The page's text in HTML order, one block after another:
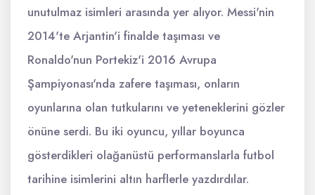
unutulmaz isimleri arasında yer alıyor. Messi'nin
2014'te Arjantin'i finalde taşıması ve
Ronaldo'nun Portekiz'i 2016 Avrupa
Şampiyonası'nda zafere taşıması, onların
oyunlarına olan tutkularını ve yeteneklerini gözler
önüne serdi. Bu iki oyuncu, yıllar boyunca
gösterdikleri olağanüstü performanslarla futbol
tarihine isimlerini altın harflerle yazdırdılar.